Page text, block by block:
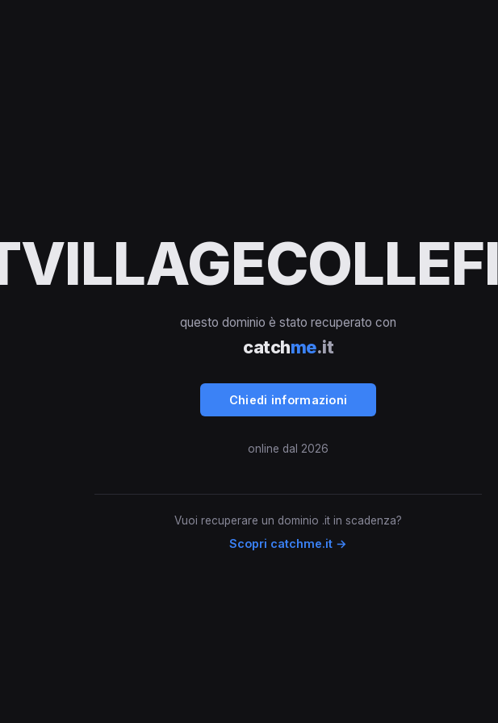
questo dominio è stato recuperato con
catchme.it
Chiedi informazioni
online dal 2026
Vuoi recuperare un dominio .it in scadenza?
Scopri catchme.it →